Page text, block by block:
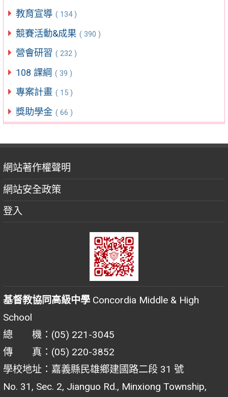
教育宣導 ( 134 )
競賽活動&成果 ( 390 )
營會研習 ( 232 )
108 課綱 ( 39 )
專案計畫 ( 15 )
獎助學金 ( 66 )
網站著作權聲明
網站安全政策
登入
基督教協同高級中學 Concordia Middle & High
School
總 機：(05) 221-3045
傳 真：(05) 220-3852
學校地址：嘉義縣民雄鄉建國路二段 31 號
No. 31, Sec. 2, Jianguo Rd., Minxiong Township,